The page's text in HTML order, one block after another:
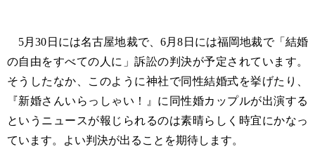
5月30日には名古屋地裁で、6月8日には福岡地裁で「結婚
の自由をすべての人に」訴訟の判決が予定されています。
そうしたなか、このように神社で同性結婚式を挙げたり、
『新婚さんいらっしゃい！』に同性婚カップルが出演する
というニュースが報じられるのは素晴らしく時宜にかなっ
ています。よい判決が出ることを期待します。